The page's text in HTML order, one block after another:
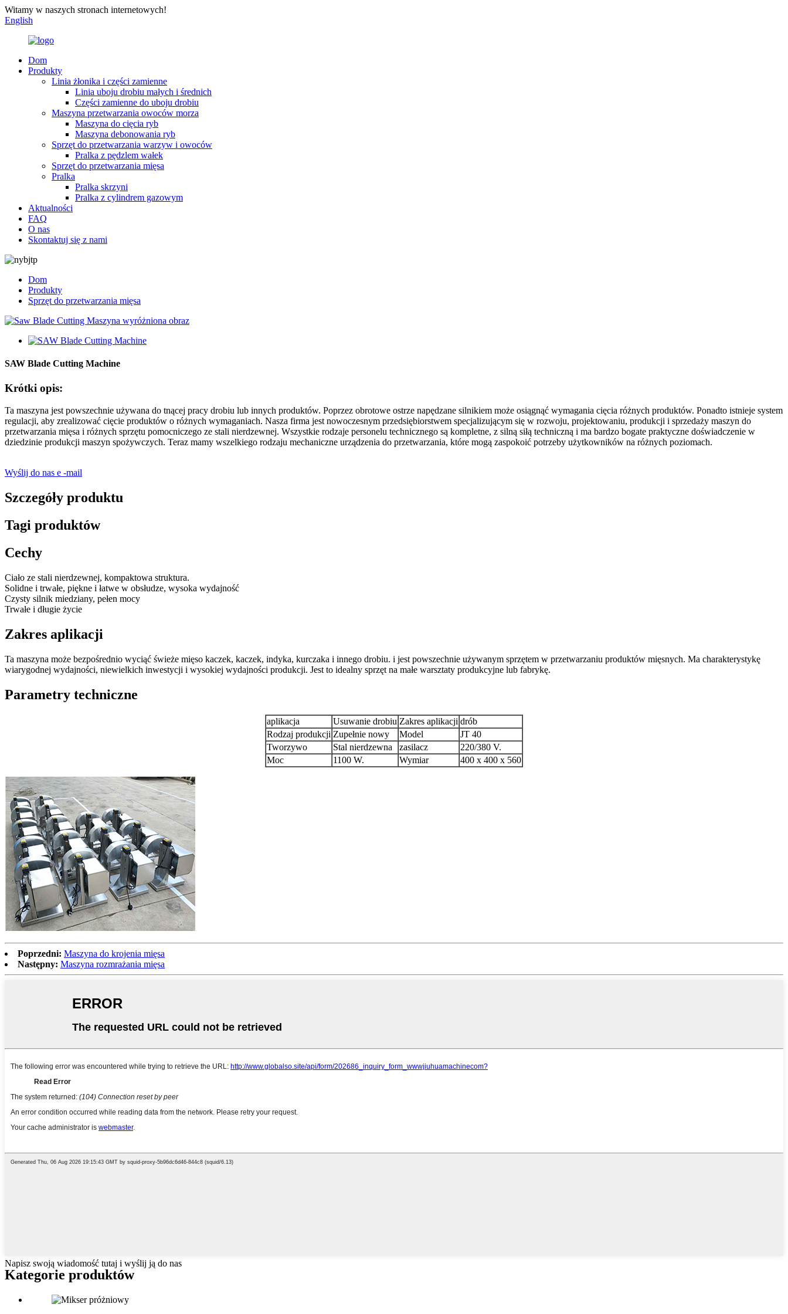
Witamy w naszych stronach internetowych!
English
Dom
Produkty
Linia żłonika i części zamienne
Linia uboju drobiu małych i średnich
Części zamienne do uboju drobiu
Maszyna przetwarzania owoców morza
Maszyna do cięcia ryb
Maszyna debonowania ryb
Sprzęt do przetwarzania warzyw i owoców
Pralka z pędzlem wałek
Sprzęt do przetwarzania mięsa
Pralka
Pralka skrzyni
Pralka z cylindrem gazowym
Aktualności
FAQ
O nas
Skontaktuj się z nami
Dom
Produkty
Sprzęt do przetwarzania mięsa
SAW Blade Cutting Machine
Krótki opis:
Ta maszyna jest powszechnie używana do tnącej pracy drobiu lub innych produktów. Poprzez obrotowe ostrze napędzane silnikiem może osiągnąć wymagania cięcia różnych produktów. Ponadto istnieje system
regulacji, aby zrealizować cięcie produktów o różnych wymaganiach. Nasza firma jest nowoczesnym przedsiębiorstwem specjalizującym się w rozwoju, projektowaniu, produkcji i sprzedaży maszyn do
przetwarzania mięsa i różnych sprzętu pomocniczego ze stali nierdzewnej. Wszystkie rodzaje personelu technicznego są kompletne, z silną siłą techniczną i ma bardzo bogate praktyczne doświadczenie w
dziedzinie produkcji maszyn spożywczych. Teraz mamy wszelkiego rodzaju mechaniczne urządzenia do przetwarzania, które mogą zaspokoić potrzeby użytkowników na różnych poziomach.
Wyślij do nas e -mail
Szczegóły produktu
Tagi produktów
Cechy
Ciało ze stali nierdzewnej, kompaktowa struktura.
Solidne i trwałe, piękne i łatwe w obsłudze, wysoka wydajność
Czysty silnik miedziany, pełen mocy
Trwałe i długie życie
Zakres aplikacji
Ta maszyna może bezpośrednio wyciąć świeże mięso kaczek, kaczek, indyka, kurczaka i innego drobiu. i jest powszechnie używanym sprzętem w przetwarzaniu produktów mięsnych. Ma charakterystykę
wiarygodnej wydajności, niewielkich inwestycji i wysokiej wydajności produkcji. Jest to idealny sprzęt na małe warsztaty produkcyjne lub fabrykę.
Parametry techniczne
aplikacja Usuwanie drobiu Zakres aplikacji drób
Rodzaj produkcji Zupełnie nowy Model
JT 40
Tworzywo
Stal nierdzewna zasilacz
220/380 V.
Moc
1100 W. Wymiar 400 x 400 x 560
Poprzedni: Maszyna do krojenia mięsa
Następny: Maszyna rozmrażania mięsa
Napisz swoją wiadomość tutaj i wyślij ją do nas
Kategorie produktów